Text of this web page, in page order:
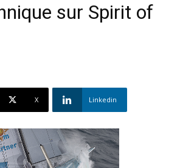
sur Spirit of
X Linkedin